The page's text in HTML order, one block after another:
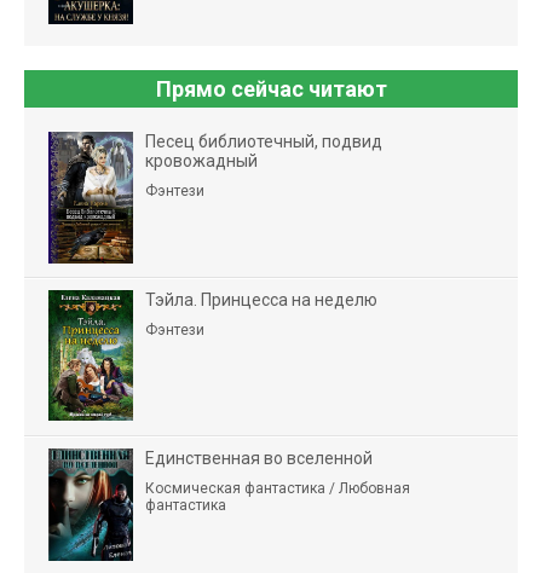
Прямо сейчас читают
Песец библиотечный, подвид
кровожадный
Фэнтези
Тэйла. Принцесса на неделю
Фэнтези
Единственная во вселенной
Космическая фантастика / Любовная
фантастика